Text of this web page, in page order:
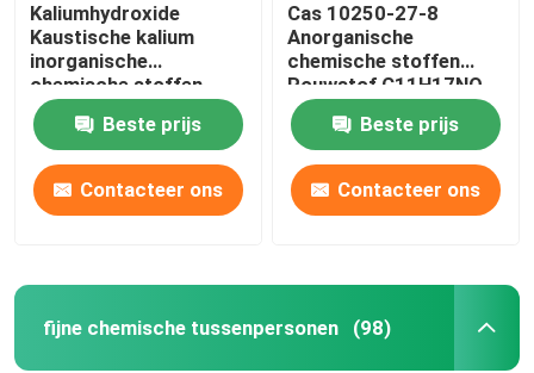
Producten
Kaliumhydroxide
Kaustische kalium
inorganische
chemische stoffen
grondstof Cas 1310-
58-3
Beste prijs
Contacteer ons
Cas 10250-27-8
Anorganische
chemische stoffen
Rouwstof C11H17NO
2-benzylamino-2-
methyl-1-propanol
Beste prijs
Contacteer ons
fijne chemische tussenpersonen (98)